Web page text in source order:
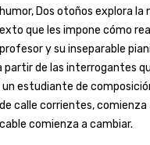
Dos otoños explora la
que les impone cómo
y su inseparable
de las interrogantes
estudiante de
calle corrientes, comienza
comienza a cambiar.